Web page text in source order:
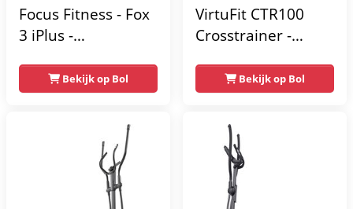
Focus Fitness - Fox
3 iPlus -
Hartslagsensoren -
24
Weerstandsniveaus
Bekijk op Bol
VirtuFit CTR100
Crosstrainer -
120kg - 8
Weerstandsniveaus
trainingsprogrammas
- Met tablethouder
- Hartslagsensoren
Bekijk op Bol